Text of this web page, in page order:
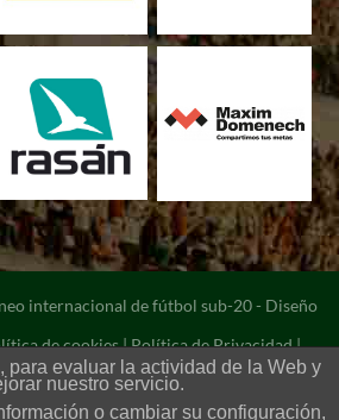
internacional de fútbol sub-20 - Diseño
de cookies|Política de Privacidad|
de transparencia
para evaluar la actividad de la Web y
nuestro servicio.
o cambiar su configuración,